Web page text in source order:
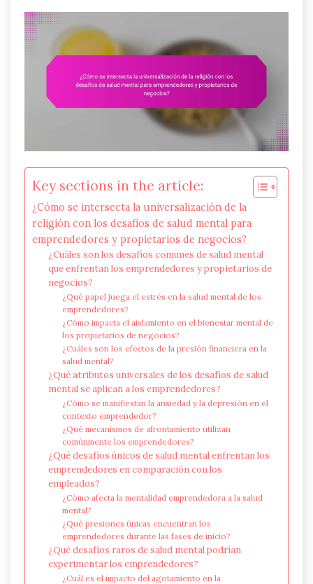
Key sections in the article:
¿Cómo se intersecta la universalización de la
religión con los desafíos de salud mental para
emprendedores y propietarios de negocios?
¿Cuáles son los desafíos comunes de salud mental
que enfrentan los emprendedores y propietarios de
negocios?
¿Qué papel juega el estrés en la salud mental de los
emprendedores?
¿Cómo impacta el aislamiento en el bienestar mental de
los propietarios de negocios?
¿Cuáles son los efectos de la presión financiera en la
salud mental?
¿Qué atributos universales de los desafíos de salud
mental se aplican a los emprendedores?
¿Cómo se manifiestan la ansiedad y la depresión en el
contexto emprendedor?
¿Qué mecanismos de afrontamiento utilizan
comúnmente los emprendedores?
¿Qué desafíos únicos de salud mental enfrentan los
emprendedores en comparación con los
empleados?
¿Cómo afecta la mentalidad emprendedora a la salud
mental?
¿Qué presiones únicas encuentran los
emprendedores durante las fases de inicio?
¿Qué desafíos raros de salud mental podrían
experimentar los emprendedores?
¿Cuál es el impacto del agotamiento en la